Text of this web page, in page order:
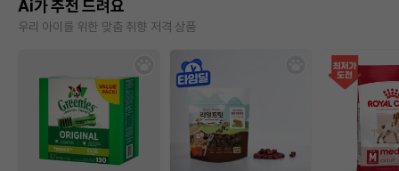
Ai가 추천 드려요
우리 아이를 위한 맞춤 취향 저격 상품